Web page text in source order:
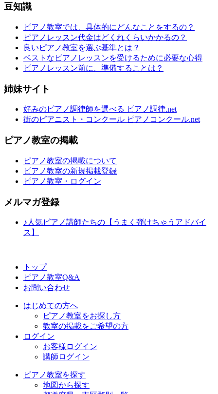
豆知識
ピアノ教室では、具体的にどんなことをするの？
ピアノレッスン代金はどくれくらいかかるの？
良いピアノ教室を選ぶ基準とは？
ベストなピアノレッスンを受けるために必要な心得
ピアノレッスン前に、準備することは？
姉妹サイト
好みのピアノ調律師を選べる ピアノ調律.net
街のピアニスト・コンクール ピアノコンクール.net
ピアノ教室の掲載
ピアノ教室の掲載について
ピアノ教室の新規掲載登録
ピアノ教室・ログイン
メルマガ登録
♪人気ピアノ講師たちの【うまく弾けちゃうアドバイ
ス】
トップ
ピアノ教室Q&A
お問い合わせ
はじめての方へ
ピアノ教室をお探し方
教室の掲載をご希望の方
ログイン
お客様ログイン
講師ログイン
ピアノ教室を探す
地図から探す